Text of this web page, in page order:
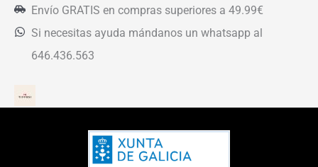
Envío GRATIS en compras superiores a 49.99€
Si necesitas ayuda mándanos un whatsapp al
646.436.563